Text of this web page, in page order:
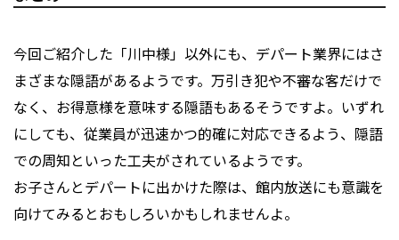
今回ご紹介した「川中様」以外にも、デパート業界にはさ
まざまな隠語があるようです。万引き犯や不審な客だけで
なく、お得意様を意味する隠語もあるそうですよ。いずれ
にしても、従業員が迅速かつ的確に対応できるよう、隠語
での周知といった工夫がされているようです。
お子さんとデパートに出かけた際は、館内放送にも意識を
向けてみるとおもしろいかもしれませんよ。